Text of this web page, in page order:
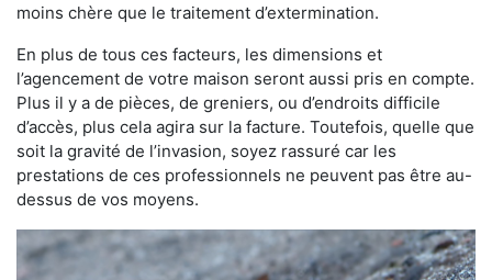
moins chère que le traitement d’extermination.
En plus de tous ces facteurs, les dimensions et
l’agencement de votre maison seront aussi pris en compte.
Plus il y a de pièces, de greniers, ou d’endroits difficile
d’accès, plus cela agira sur la facture. Toutefois, quelle que
soit la gravité de l’invasion, soyez rassuré car les
prestations de ces professionnels ne peuvent pas être au-
dessus de vos moyens.